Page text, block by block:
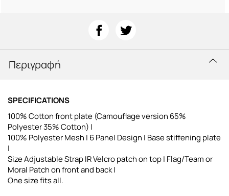
Περιγραφή
SPECIFICATIONS
100% Cotton front plate (Camouflage version 65%
Polyester 35% Cotton) |
100% Polyester Mesh | 6 Panel Design | Base stiffening plate
|
Size Adjustable Strap IR Velcro patch on top | Flag/Team or
Moral Patch on front and back |
One size fits all.